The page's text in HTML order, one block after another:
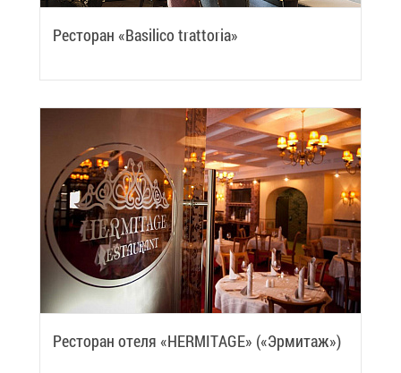
Ре­сто­ран «Basilico trattoria»
Ре­сто­ран оте­ля «HERMITAGE» («Эр­ми­таж»)